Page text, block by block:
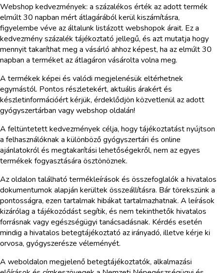
Webshop kedvezmények: a százalékos érték az adott termék
elmúlt 30 napban mért átlagárából kerül kiszámításra,
figyelembe véve az általunk listázott webshopok árait. Ez a
kedvezmény százalék tájékoztató jellegű, és azt mutatja hogy
mennyit takaríthat meg a vásárló ahhoz képest, ha az elmúlt 30
napban a terméket az átlagáron vásárolta volna meg.
A termékek képei és valódi megjelenésük eltérhetnek
egymástól. Pontos részletekért, aktuális árakért és
készletinformációért kérjük, érdeklődjön közvetlenül az adott
gyógyszertárban vagy webshop oldalán!
A feltüntetett kedvezmények célja, hogy tájékoztatást nyújtson
a felhasználóknak a különböző gyógyszertári és online
ajánlatokról és megtakarítási lehetőségekről, nem az egyes
termékek fogyasztására ösztönöznek.
Az oldalon található termékleírások és összefoglalók a hivatalos
dokumentumok alapján kerültek összeállításra. Bár törekszünk a
pontosságra, ezen tartalmak hibákat tartalmazhatnak. A leírások
kizárólag a tájékozódást segítik, és nem tekinthetők hivatalos
forrásnak vagy egészségügyi tanácsadásnak. Kérdés esetén
mindig a hivatalos betegtájékoztató az irányadó, illetve kérje ki
orvosa, gyógyszerésze véleményét.
A weboldalon megjelenő betegtájékoztatók, alkalmazási